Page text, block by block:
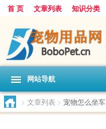
首 页 文章列表 知识分类
网站导航
> 文章列表 > 宠物怎么坐车